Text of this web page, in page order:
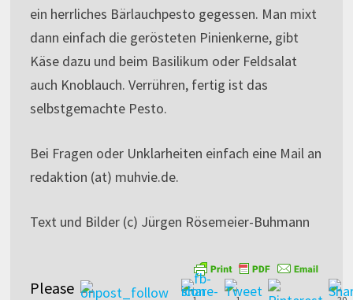
ein herrliches Bärlauchpesto gegessen. Man mixt
dann einfach die gerösteten Pinienkerne, gibt
Käse dazu und beim Basilikum oder Feldsalat
auch Knoblauch. Verrühren, fertig ist das
selbstgemachte Pesto.
Bei Fragen oder Unklarheiten einfach eine Mail an
redaktion (at) muhvie.de.
Text und Bilder (c) Jürgen Rösemeier-Buhmann
Please